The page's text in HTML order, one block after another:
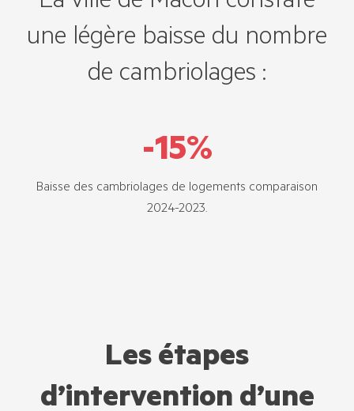
une légère baisse du nombre
de cambriolages :
-15%
Baisse des cambriolages de logements comparaison
2024-2023.
Les étapes
d’intervention d’une